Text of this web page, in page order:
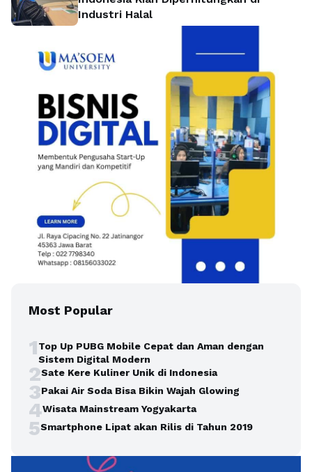
Industri Halal
Most Popular
1Top Up PUBG Mobile Cepat dan Aman dengan
Sistem Digital Modern
2Sate Kere Kuliner Unik di Indonesia
3Pakai Air Soda Bisa Bikin Wajah Glowing
4Wisata Mainstream Yogyakarta
5Smartphone Lipat akan Rilis di Tahun 2019